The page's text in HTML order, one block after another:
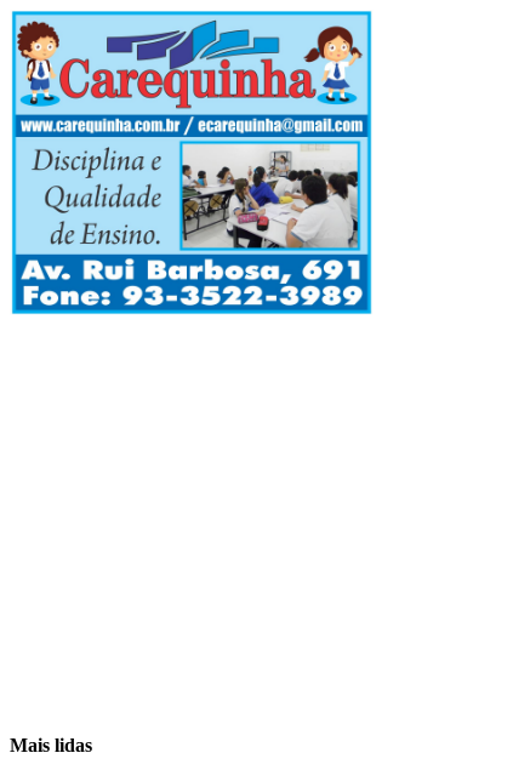
Mais lidas